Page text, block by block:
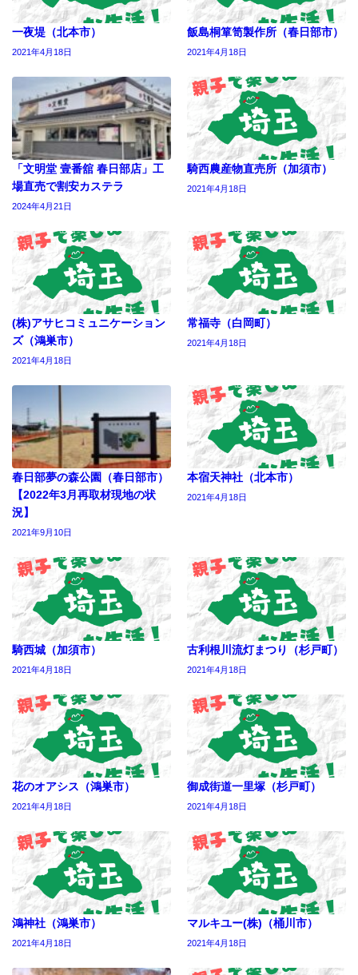
一夜堤（北本市）
2021年4月18日
飯島桐箪笥製作所（春日部市）
2021年4月18日
「文明堂 壹番舘 春日部店」工
場直売で割安カステラ
2024年4月21日
騎西農産物直売所（加須市）
2021年4月18日
(株)アサヒコミュニケーション
ズ（鴻巣市）
2021年4月18日
常福寺（白岡町）
2021年4月18日
春日部夢の森公園（春日部市）
【2022年3月再取材現地の状
況】
2021年9月10日
本宿天神社（北本市）
2021年4月18日
騎西城（加須市）
2021年4月18日
古利根川流灯まつり（杉戸町）
2021年4月18日
花のオアシス（鴻巣市）
2021年4月18日
御成街道一里塚（杉戸町）
2021年4月18日
鴻神社（鴻巣市）
2021年4月18日
マルキユー(株)（桶川市）
2021年4月18日